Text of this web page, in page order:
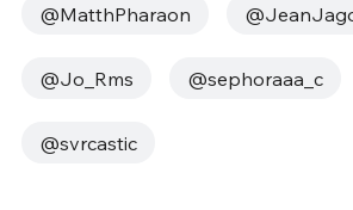
@MatthPharaon
@Jo_Rms @sephoraaa_c
@svrcastic